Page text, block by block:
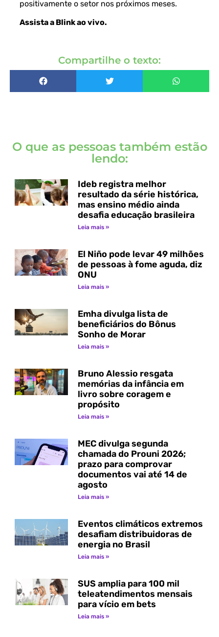
positivamente o setor nos próximos meses.
Assista a Blink ao vivo.
Compartilhe o texto:
O que as pessoas também estão
lendo:
Ideb registra melhor
resultado da série histórica,
mas ensino médio ainda
desafia educação brasileira
Leia mais »
El Niño pode levar 49 milhões
de pessoas à fome aguda, diz
ONU
Leia mais »
Emha divulga lista de
beneficiários do Bônus
Sonho de Morar
Leia mais »
Bruno Alessio resgata
memórias da infância em
livro sobre coragem e
propósito
Leia mais »
MEC divulga segunda
chamada do Prouni 2026;
prazo para comprovar
documentos vai até 14 de
agosto
Leia mais »
Eventos climáticos extremos
desafiam distribuidoras de
energia no Brasil
Leia mais »
SUS amplia para 100 mil
teleatendimentos mensais
para vício em bets
Leia mais »